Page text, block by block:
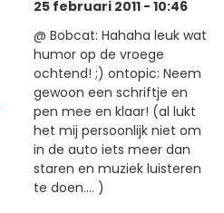
25 februari 2011 - 10:46
@ Bobcat: Hahaha leuk wat
humor op de vroege
ochtend! ;) ontopic: Neem
gewoon een schriftje en
pen mee en klaar! (al lukt
het mij persoonlijk niet om
in de auto iets meer dan
staren en muziek luisteren
te doen.... )